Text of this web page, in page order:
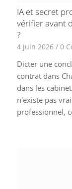
IA et secret
vérifier avant
?
4 juin 2026 / 0
Dicter une
contrat dans
dans les
n'existe pas
professionnel,